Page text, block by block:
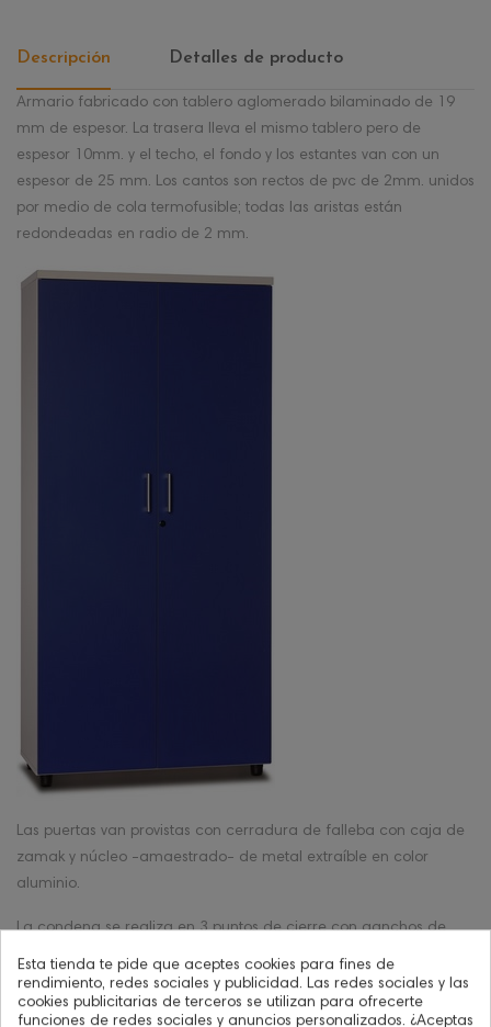
Descripción Detalles de producto
Armario fabricado con tablero aglomerado bilaminado de 19
mm de espesor. La trasera lleva el mismo tablero pero de
espesor 10mm. y el techo, el fondo y los estantes van con un
espesor de 25 mm. Los cantos son rectos de pvc de 2mm. unidos
por medio de cola termofusible; todas las aristas están
redondeadas en radio de 2 mm.
Las puertas van provistas con cerradura de falleba con caja de
zamak y núcleo -amaestrado- de metal extraíble en color
aluminio.
La condena se realiza en 3 puntos de cierre con ganchos de
Esta tienda te pide que aceptes cookies para fines de
rendimiento, redes sociales y publicidad. Las redes sociales y las
cookies publicitarias de terceros se utilizan para ofrecerte
funciones de redes sociales y anuncios personalizados. ¿Aceptas